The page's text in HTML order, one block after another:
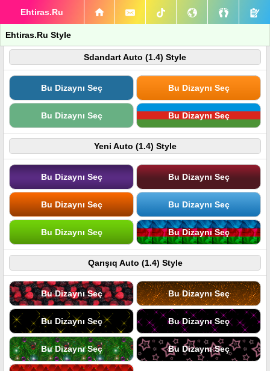
Ehtiras.Ru
Ehtiras.Ru Style
Sdandart Auto (1.4) Style
Bu Dizaynı Seç Bu Dizaynı Seç
Bu Dizaynı Seç Bu Dizaynı Seç
Yeni Auto (1.4) Style
Bu Dizaynı Seç Bu Dizaynı Seç
Bu Dizaynı Seç Bu Dizaynı Seç
Bu Dizaynı Seç Bu Dizaynı Seç
Qarışıq Auto (1.4) Style
Bu Dizaynı Seç Bu Dizaynı Seç
Bu Dizaynı Seç Bu Dizaynı Seç
Bu Dizaynı Seç Bu Dizaynı Seç